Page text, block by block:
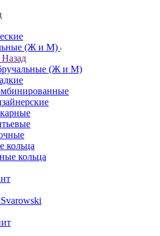
(Ж и М)
Назад
(Ж и М)
кольца
кольца